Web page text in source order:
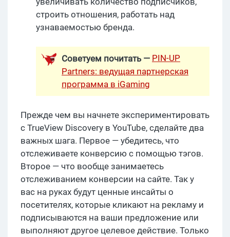
строить отношения, работать над
узнаваемостью бренда.
Советуем почитать — PIN-UP
Partners: ведущая партнерская
программа в iGaming
Прежде чем вы начнете экспериментировать
с TrueView Discovery в YouTube, сделайте два
важных шага. Первое — убедитесь, что
отслеживаете конверсию с помощью тэгов.
Второе — что вообще занимаетесь
отслеживанием конверсии на сайте. Так у
вас на руках будут ценные инсайты о
посетителях, которые кликают на рекламу и
подписываются на ваши предложение или
выполняют другое целевое действие. Только